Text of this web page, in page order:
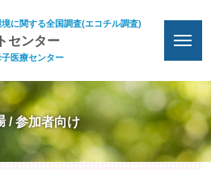
に関する全国調査(エコチル調査)
センター
医療センター